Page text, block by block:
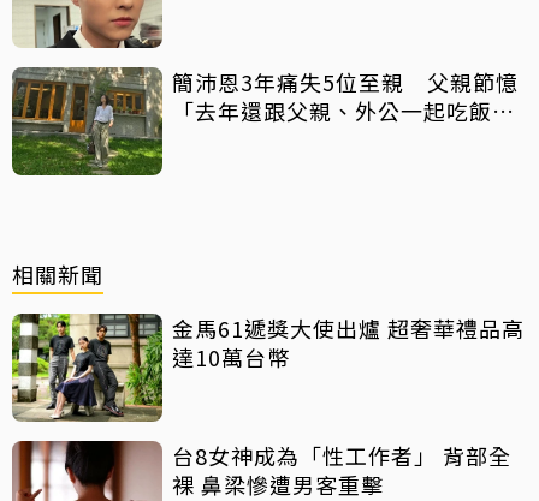
簡沛恩3年痛失5位至親 父親節憶
「去年還跟父親、外公一起吃飯聊
相關新聞
金馬61遞獎大使出爐 超奢華禮品高
達10萬台幣
台8女神成為「性工作者」 背部全
裸 鼻梁慘遭男客重擊